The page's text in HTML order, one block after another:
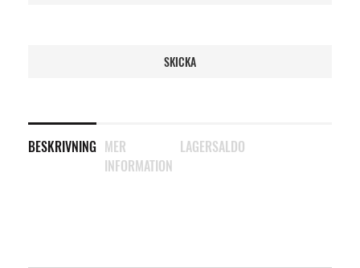
SKICKA
BESKRIVNING MER
INFORMATION
LAGERSALDO